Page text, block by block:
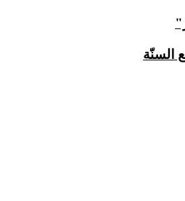
السنّة